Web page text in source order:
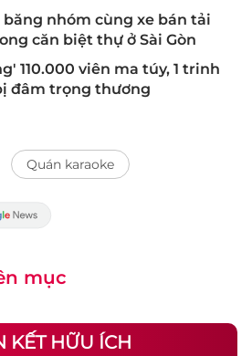
băng nhóm cùng xe bán tải
căn biệt thự ở Sài Gòn
110.000 viên ma túy, 1 trinh
đâm trọng thương
Quán karaoke
mục
KẾT HỮU ÍCH